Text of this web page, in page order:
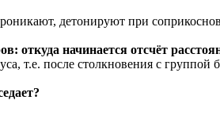
детонируют при
откуда начинается отсчёт
т.е. после столкновения с группой